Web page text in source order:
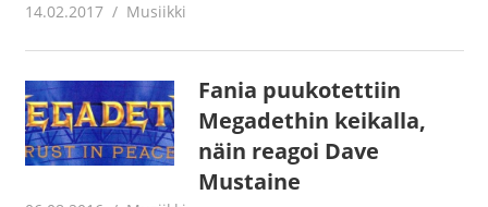
14.02.2017 Juha Kaunisto
Musiikki
Fania puukotettiin
Megadethin keikalla,
näin reagoi Dave
Mustaine